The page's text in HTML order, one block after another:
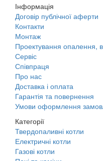
Інформація
Договір публічної аферти
Контакти
Монтаж
Проектування опалення,
Сервіс
Співпраця
Про нас
Доставка і оплата
Гарантія та повернення
Умови оформлення
Категорії
Твердопаливні котли
Електричні котли
Газові котли